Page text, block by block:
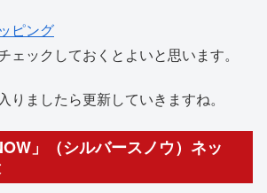
ピング
ェックしておくとよいと思います。
りましたら更新していきますね。
」（シルバースノウ）ネッ